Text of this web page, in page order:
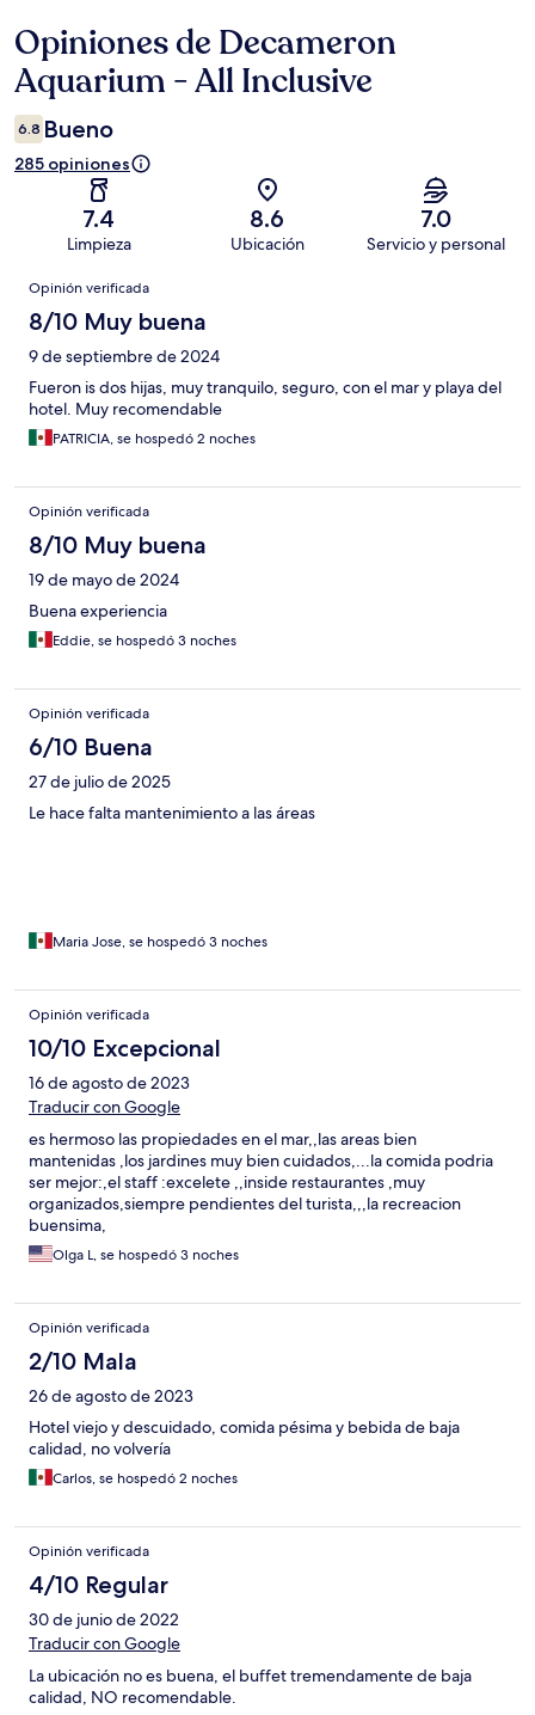
Opiniones
Opiniones de Decameron
Aquarium - All Inclusive
6.8 Bueno
285 opiniones
7.4
Limpieza
8.6
Ubicación
7.0
Servicio y personal
Opiniones
Opinión verificada
8/10 Muy buena
9 de septiembre de 2024
Fueron is dos hijas, muy tranquilo, seguro, con el mar y playa del
hotel. Muy recomendable
PATRICIA, se hospedó 2 noches
Opinión verificada
8/10 Muy buena
19 de mayo de 2024
Buena experiencia
Eddie, se hospedó 3 noches
Opinión verificada
6/10 Buena
27 de julio de 2025
Le hace falta mantenimiento a las áreas
Maria Jose, se hospedó 3 noches
Opinión verificada
10/10 Excepcional
16 de agosto de 2023
Traducir con Google
es hermoso las propiedades en el mar,,las areas bien
mantenidas ,los jardines muy bien cuidados,...la comida podria
ser mejor:,el staff :excelete ,,inside restaurantes ,muy
organizados,siempre pendientes del turista,,,la recreacion
buensima,
Olga L, se hospedó 3 noches
Opinión verificada
2/10 Mala
26 de agosto de 2023
Hotel viejo y descuidado, comida pésima y bebida de baja
calidad, no volvería
Carlos, se hospedó 2 noches
Opinión verificada
4/10 Regular
30 de junio de 2022
Traducir con Google
La ubicación no es buena, el buffet tremendamente de baja
calidad, NO recomendable.